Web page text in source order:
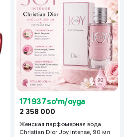
171 937 so'm/oyga
2 358 000
Женская парфюмерная вода
Christian Dior Joy Intense, 90 мл